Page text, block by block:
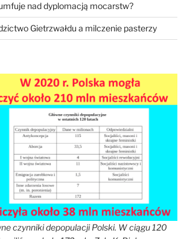
nad dyplomacją mocarstw?
Gietrzwałdu a milczenie pasterzy
czynniki depopulacji Polski. W ciągu 120